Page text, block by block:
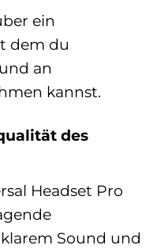
ein
dem du
an
kannst.
des
Headset Pro
Sound und